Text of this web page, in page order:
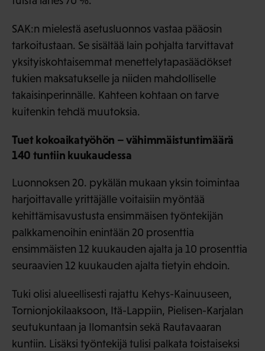
SAK:n mielestä asetusluonnos vastaa pääosin
tarkoitustaan. Se sisältää lain pohjalta tarvittavat
yksityiskohtaisemmat menettelytapasäädökset
tukien maksatukselle ja niiden mahdolliselle
takaisinperinnälle. Kahteen kohtaan on tarve
kuitenkin tehdä muutoksia.
Tuet kokoaikatyöhön – vähimmäistuntimäärä
140 tuntiin kuukaudessa
Luonnoksen 20. pykälän mukaan yksin toimintaa
harjoittavalle yrittäjälle voitaisiin myöntää
kehittämisavustusta ensimmäisen työntekijän
palkkamenoihin enintään 20 prosenttia
ensimmäisten 12 kuukauden ajalta ja 10 prosenttia
seuraavien 12 kuukauden ajalta tietyin ehdoin.
Tuki olisi alueellisesti rajattu Kehys-Kainuuseen,
Tornionjokilaaksoon, Itä-Lappiin, Pielisen-Karjalan
seutukuntaan ja Ilomantsin sekä Rautavaaran
kuntiin. Lisäksi työntekijä tulisi palkata toistaiseksi